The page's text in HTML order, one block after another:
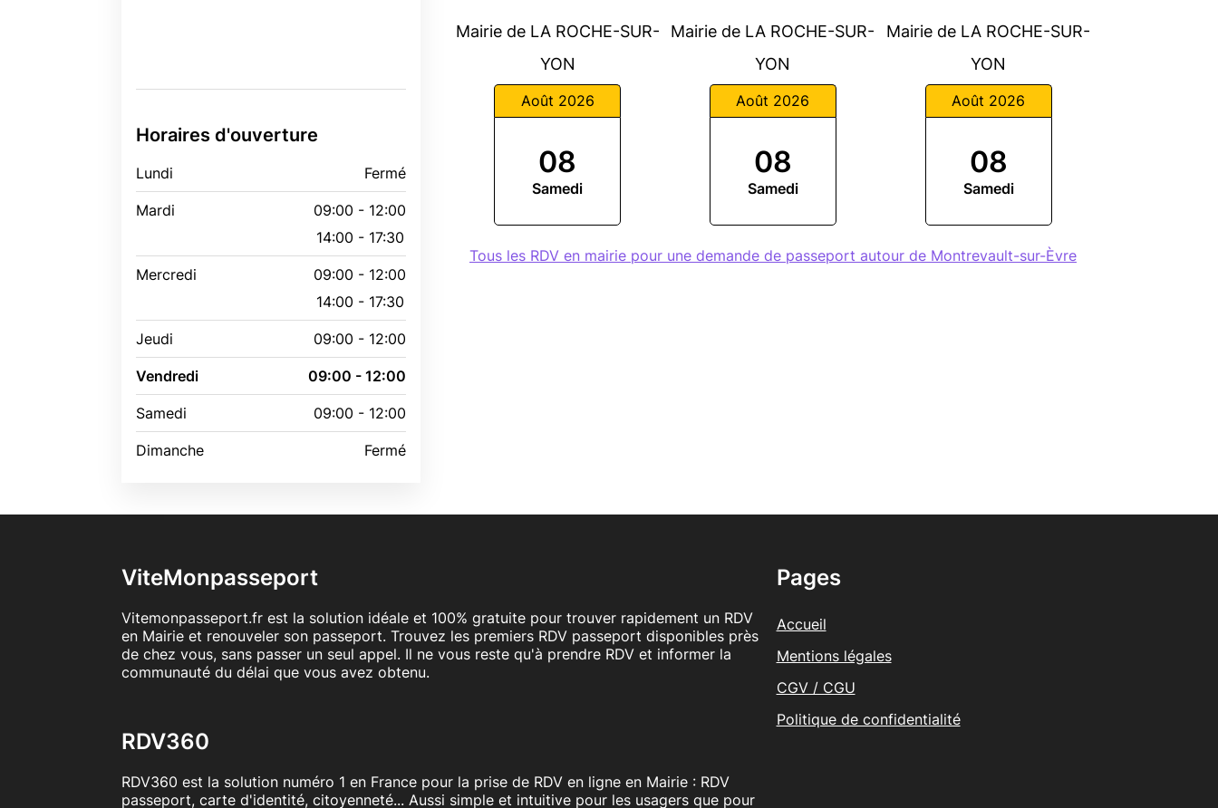
Horaires d'ouverture
Lundi Fermé
Mardi
09:00 - 12:00
14:00 - 17:30
Mercredi
09:00 - 12:00
14:00 - 17:30
Jeudi 09:00 - 12:00
Vendredi 09:00 - 12:00
Samedi 09:00 - 12:00
Dimanche Fermé
Mairie de LA ROCHE-SUR-
YON
Août 2026
08
Samedi
Mairie de LA ROCHE-SUR-
YON
Août 2026
08
Samedi
Mairie de LA ROCHE-SUR-
YON
Août 2026
08
Samedi
Tous les RDV en mairie pour une demande de passeport autour de Montrevault-sur-Èvre
ViteMonpasseport
Vitemonpasseport.fr est la solution idéale et 100% gratuite pour trouver rapidement un RDV
en Mairie et renouveler son passeport. Trouvez les premiers RDV passeport disponibles près
de chez vous, sans passer un seul appel. Il ne vous reste qu'à prendre RDV et informer la
communauté du délai que vous avez obtenu.
RDV360
RDV360 est la solution numéro 1 en France pour la prise de RDV en ligne en Mairie : RDV
passeport, carte d'identité, citoyenneté... Aussi simple et intuitive pour les usagers que pour
Pages
Accueil
Mentions légales
CGV / CGU
Politique de confidentialité